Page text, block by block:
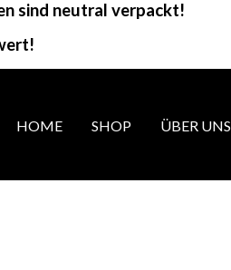
sind neutral verpackt!
HOME SHOP ÜBER UNS